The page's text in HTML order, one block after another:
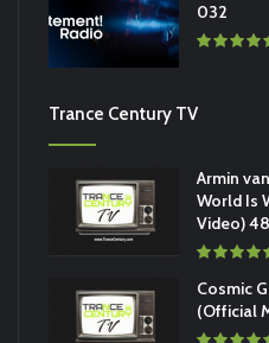
032
Trance Century TV
Armin
World Is
Video)
Cosmic
(Official